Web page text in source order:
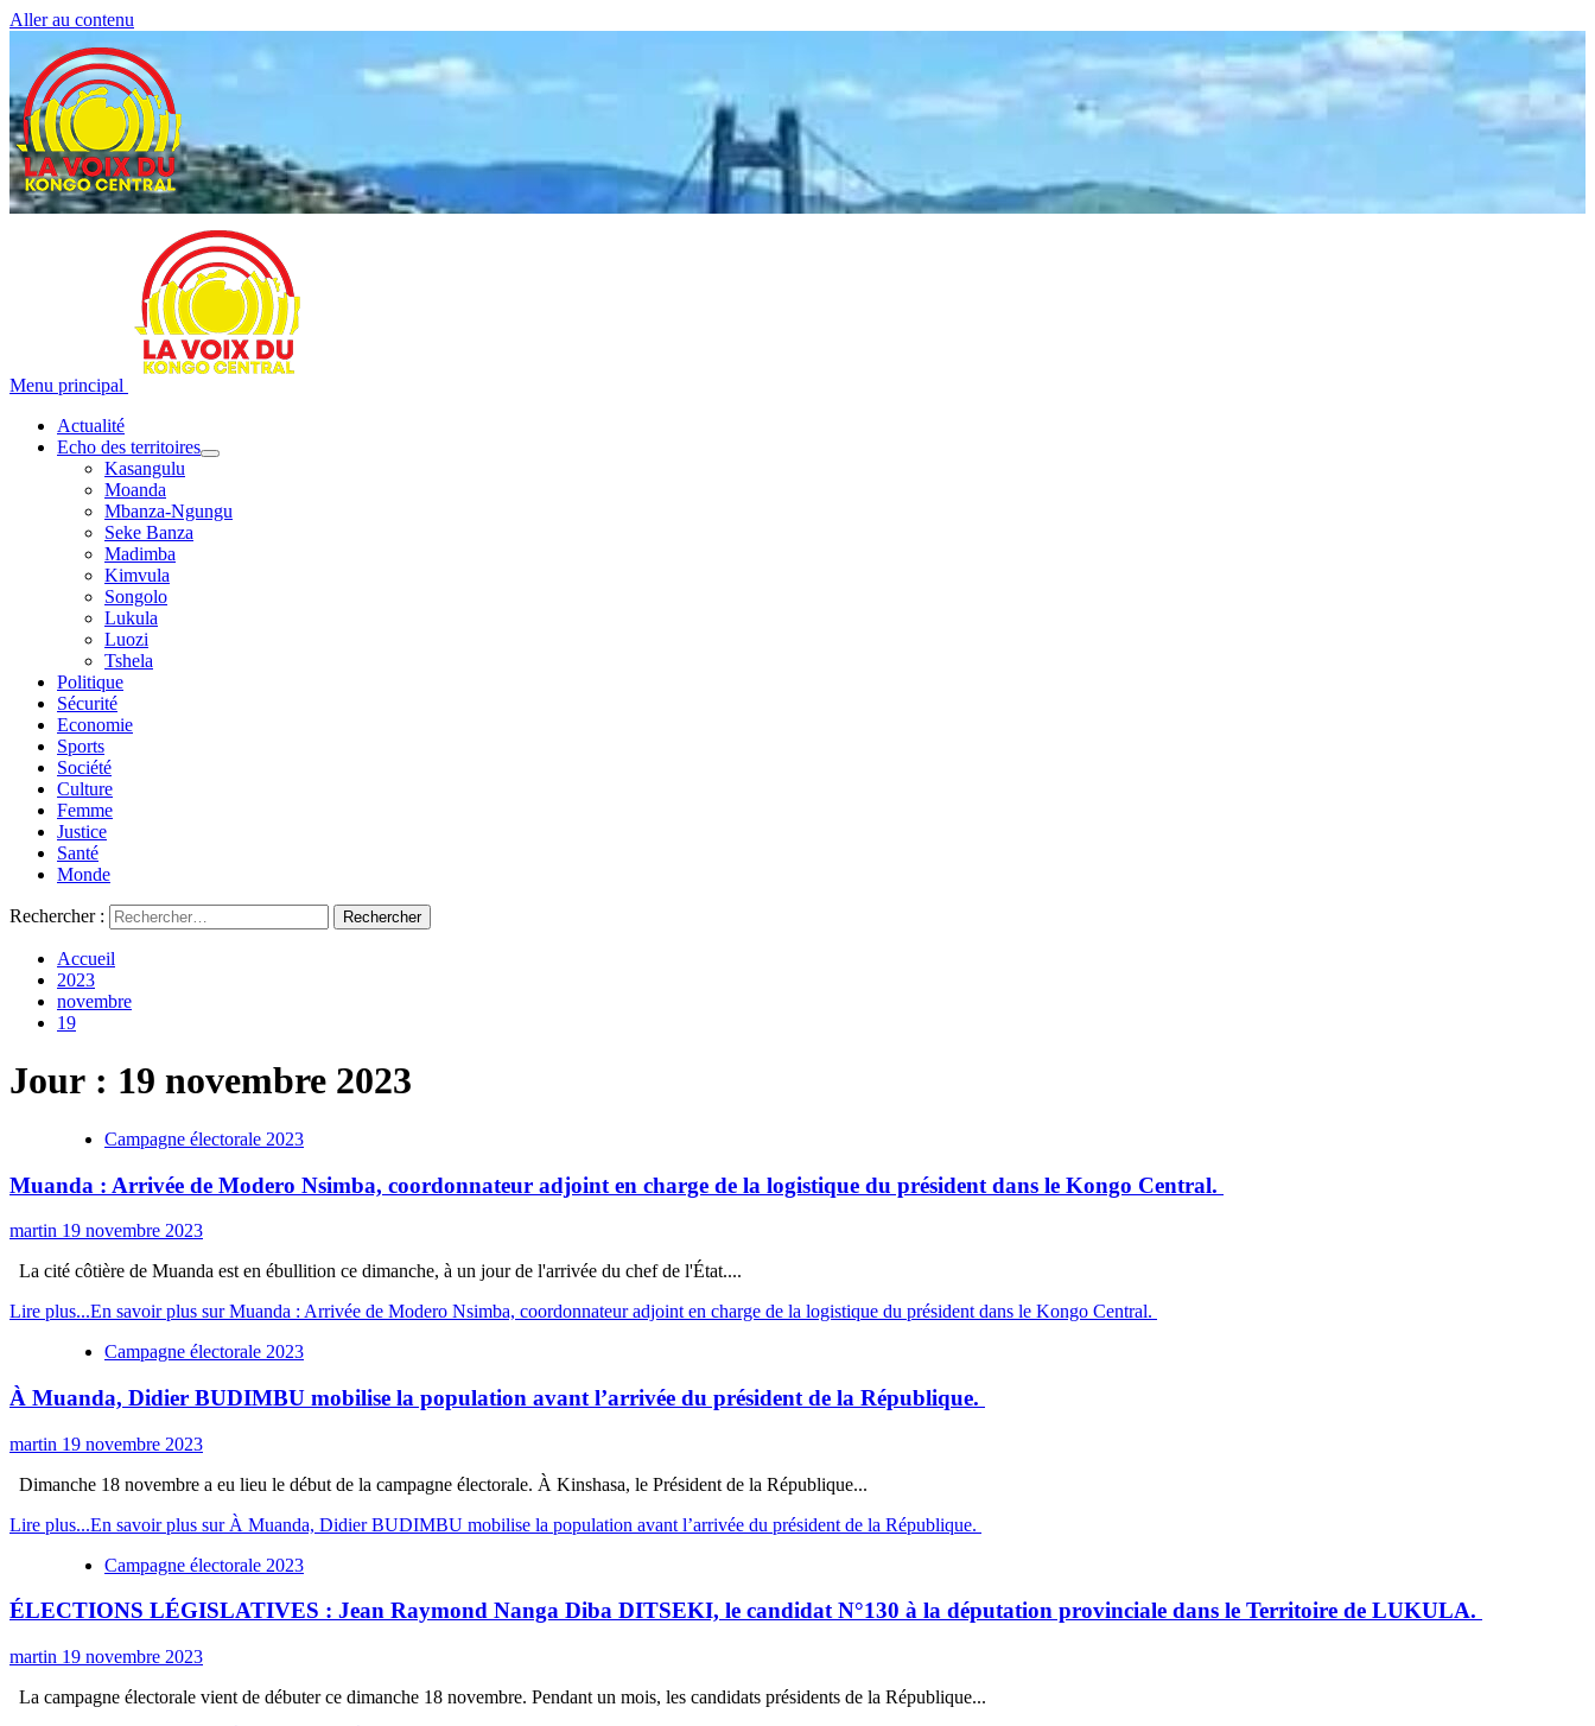
Aller au contenu
Menu principal
Actualité
Echo des territoires
Kasangulu
Moanda
Mbanza-Ngungu
Seke Banza
Madimba
Kimvula
Songolo
Lukula
Luozi
Tshela
Politique
Sécurité
Economie
Sports
Société
Culture
Femme
Justice
Santé
Monde
Rechercher :
Accueil
2023
novembre
19
Jour : 19 novembre 2023
Campagne électorale 2023
Muanda : Arrivée de Modero Nsimba, coordonnateur adjoint en charge de la logistique du président dans le Kongo Central.
martin 19 novembre 2023
La cité côtière de Muanda est en ébullition ce dimanche, à un jour de l'arrivée du chef de l'État....
Lire plus...En savoir plus sur Muanda : Arrivée de Modero Nsimba, coordonnateur adjoint en charge de la logistique du président dans le Kongo Central.
Campagne électorale 2023
À Muanda, Didier BUDIMBU mobilise la population avant l’arrivée du président de la République.
martin 19 novembre 2023
Dimanche 18 novembre a eu lieu le début de la campagne électorale. À Kinshasa, le Président de la République...
Lire plus...En savoir plus sur À Muanda, Didier BUDIMBU mobilise la population avant l’arrivée du président de la République.
Campagne électorale 2023
ÉLECTIONS LÉGISLATIVES : Jean Raymond Nanga Diba DITSEKI, le candidat N°130 à la députation provinciale dans le Territoire de LUKULA.
martin 19 novembre 2023
La campagne électorale vient de débuter ce dimanche 18 novembre. Pendant un mois, les candidats présidents de la République...